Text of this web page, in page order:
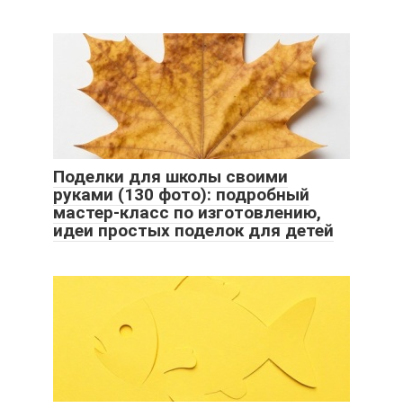
Поделки для школы своими
руками (130 фото): подробный
мастер-класс по изготовлению,
идеи простых поделок для детей